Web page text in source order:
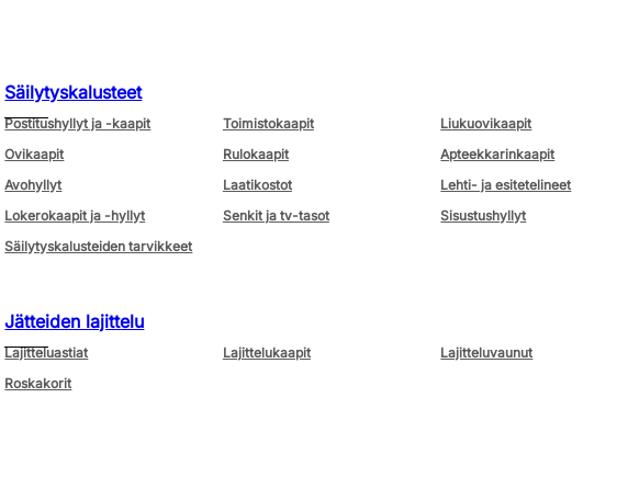
Säilytyskalusteet
Postitushyllyt ja -kaapit Toimistokaapit
Liukuovikaapit
Ovikaapit
Rulokaapit
Apteekkarinkaapit
Avohyllyt
Laatikostot
Lehti- ja esitetelineet
Lokerokaapit ja -hyllyt
Senkit ja tv-tasot
Sisustushyllyt
Säilytyskalusteiden tarvikkeet
Jätteiden lajittelu
Lajitteluastiat Lajittelukaapit
Lajitteluvaunut
Roskakorit